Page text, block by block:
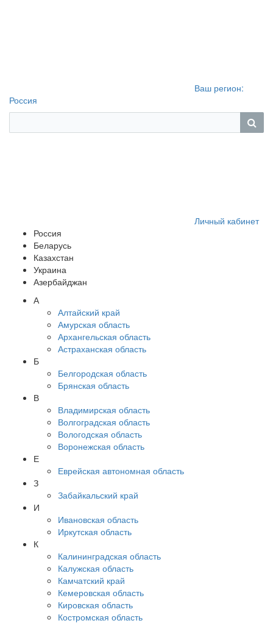
Ваш регион:
Россия
Личный кабинет
Россия
Беларусь
Казахстан
Украина
Азербайджан
А
Алтайский край
Амурская область
Архангельская область
Астраханская область
Б
Белгородская область
Брянская область
В
Владимирская область
Волгоградская область
Вологодская область
Воронежская область
Е
Еврейская автономная область
З
Забайкальский край
И
Ивановская область
Иркутская область
К
Калининградская область
Калужская область
Камчатский край
Кемеровская область
Кировская область
Костромская область